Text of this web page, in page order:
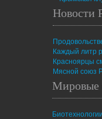
Новости
Каждый литр
Красноярцы
Мясной союз
Мировые